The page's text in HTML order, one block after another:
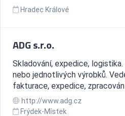
Hradec Králové
ADG s.r.o.
Skladování, expedice,
nebo jednotlivých výrobků.
fakturace, expedice,
http://www.adg.cz
Frýdek-Místek